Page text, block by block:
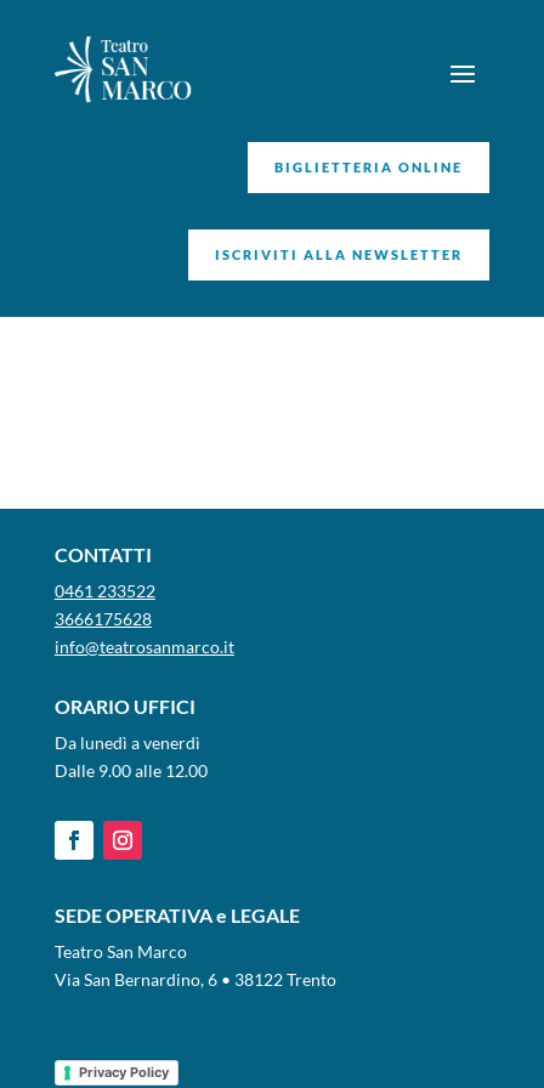
BIGLIETTERIA ONLINE
ISCRIVITI ALLA NEWSLETTER
CONTATTI
0461 233522
3666175628
info@teatrosanmarco.it
ORARIO UFFICI
Da lunedì a venerdì
Dalle 9.00 alle 12.00
SEDE OPERATIVA e LEGALE
Teatro San Marco
Via San Bernardino, 6 • 38122 Trento
Privacy Policy